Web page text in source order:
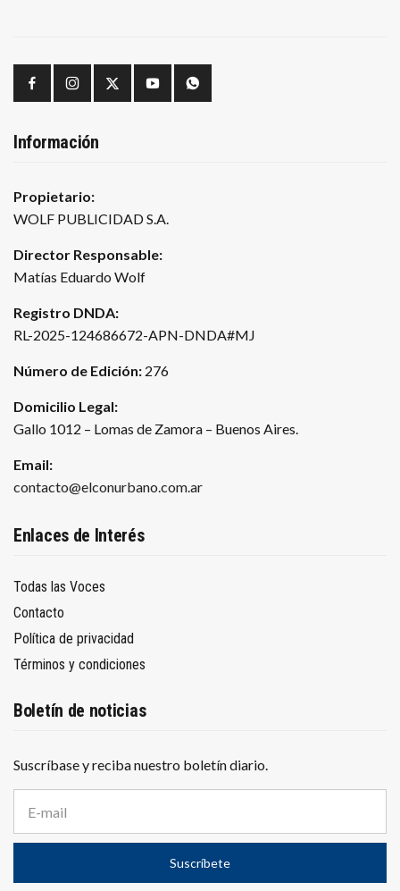
Información
Propietario:
WOLF PUBLICIDAD S.A.
Director Responsable:
Matías Eduardo Wolf
Registro DNDA:
RL-2025-124686672-APN-DNDA#MJ
Número de Edición: 276
Domicilio Legal:
Gallo 1012 – Lomas de Zamora – Buenos Aires.
Email:
contacto@elconurbano.com.ar
Enlaces de Interés
Todas las Voces
Contacto
Política de privacidad
Términos y condiciones
Boletín de noticias
Suscríbase y reciba nuestro boletín diario.
r
e
c
Suscríbete